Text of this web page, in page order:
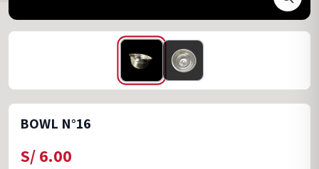
BOWL N°16
S/6.00